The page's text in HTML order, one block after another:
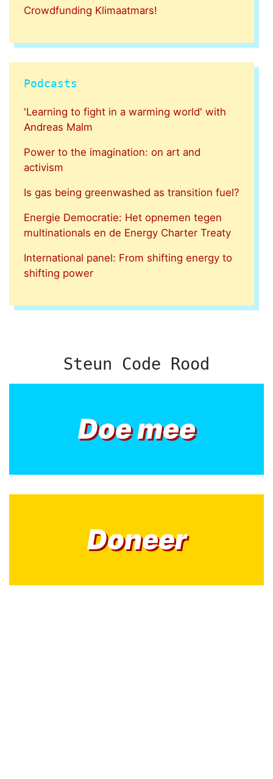
Crowdfunding Klimaatmars!
Podcasts
'Learning to fight in a warming world' with
Andreas Malm
Power to the imagination: on art and
activism
Is gas being greenwashed as transition fuel?
Energie Democratie: Het opnemen tegen
multinationals en de Energy Charter Treaty
International panel: From shifting energy to
shifting power
Steun Code Rood
Doe mee
Doneer